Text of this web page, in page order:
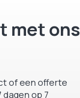
met ons
of een offerte
dagen op 7